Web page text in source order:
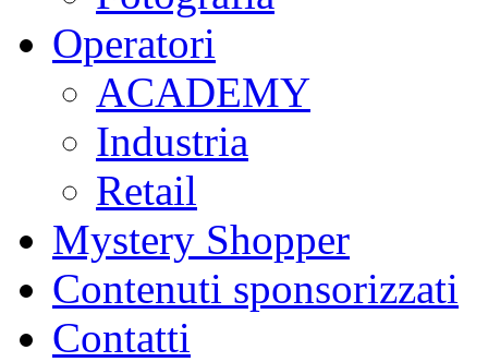
Operatori
ACADEMY
Industria
Retail
Mystery Shopper
Contenuti sponsorizzati
Contatti